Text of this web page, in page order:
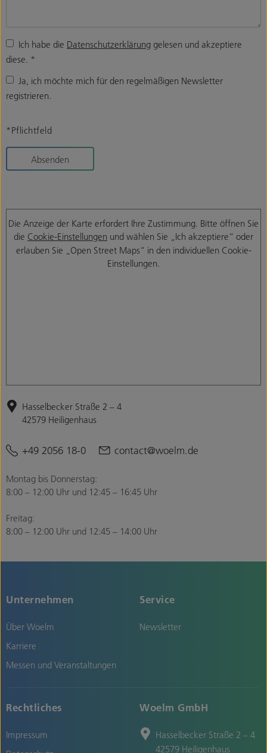
Ich habe die Datenschutzerklärung gelesen und akzeptiere
diese. *
Ja, ich möchte mich für den regelmäßigen Newsletter
registrieren.
*Pflichtfeld
Absenden
Die Anzeige der Karte erfordert Ihre Zustimmung. Bitte öffnen Sie
die Cookie-Einstellungen und wählen Sie „Ich akzeptiere“ oder
erlauben Sie „Open Street Maps“ in den individuellen Cookie-
Einstellungen.
Hasselbecker Straße 2 – 4
42579 Heiligenhaus
+49 2056 18-0 contact@woelm.de
Montag bis Donnerstag:
8:00 – 12:00 Uhr und 12:45 – 16:45 Uhr
Freitag:
8:00 – 12:00 Uhr und 12:45 – 14:00 Uhr
Unternehmen
Über Woelm
Karriere
Messen und Veranstaltungen
Service
Newsletter
Rechtliches
Impressum
Woelm GmbH
Hasselbecker Straße 2 – 4
42579 Heiligenhaus